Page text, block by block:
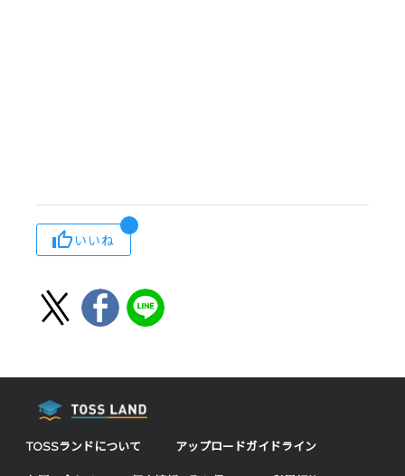
いいね
TOSSランドについて アップロードガイドライン